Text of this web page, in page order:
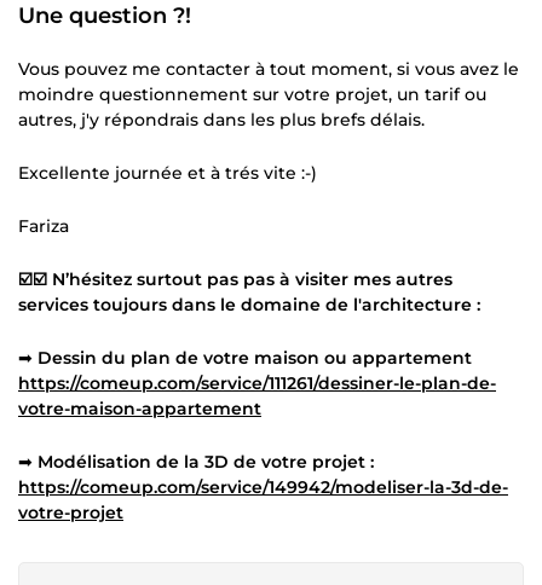
Une question ?!
Vous pouvez me contacter à tout moment, si vous avez le
moindre questionnement sur votre projet, un tarif ou
autres, j'y répondrais dans les plus brefs délais.
Excellente journée et à trés vite :-)
Fariza
☑️☑️ N’hésitez surtout pas pas à visiter mes autres
services toujours dans le domaine de l'architecture :
➡ Dessin du plan de votre maison ou appartement
https://comeup.com/service/111261/dessiner-le-plan-de-
votre-maison-appartement
➡ Modélisation de la 3D de votre projet :
https://comeup.com/service/149942/modeliser-la-3d-de-
votre-projet